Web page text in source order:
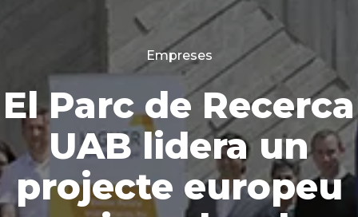
Categories
Empreses
El Parc de Recerca
UAB lidera un
projecte europeu